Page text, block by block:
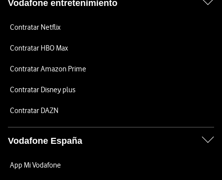
Vodafone entretenimiento
Contratar Netflix
Contratar HBO Max
Contratar Amazon Prime
Contratar Disney plus
Contratar DAZN
Vodafone España
App Mi Vodafone